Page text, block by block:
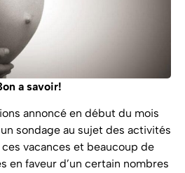
a savoir!
annoncé en début du mois
sondage au sujet des activités
vacances et beaucoup de
en faveur d’un certain nombres